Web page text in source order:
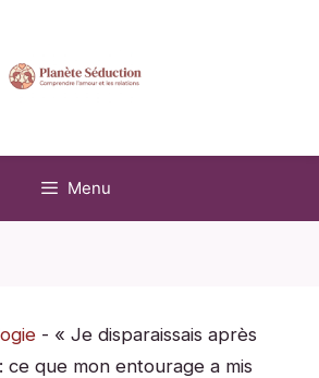
Menu
- « Je disparaissais après
ce que mon entourage a mis